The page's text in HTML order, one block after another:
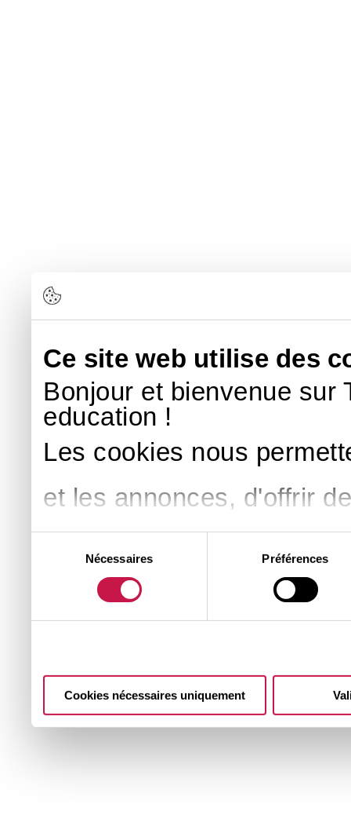
Ce site web utilise des
Bonjour et bienvenue sur
education !
Les cookies nous
et les annonces, d'offrir
partageons également
publicité et d'analyse, qui
d'autres informations
consentement
Nécessaires Préférences
Cookies nécessaires uniquement